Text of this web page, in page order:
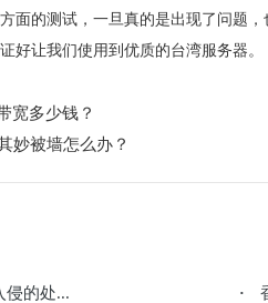
面的测试，一旦真的是出现了问题
好让我们使用到优质的台湾服务器。
宽多少钱？
妙被墙怎么办？
侵的处... ·